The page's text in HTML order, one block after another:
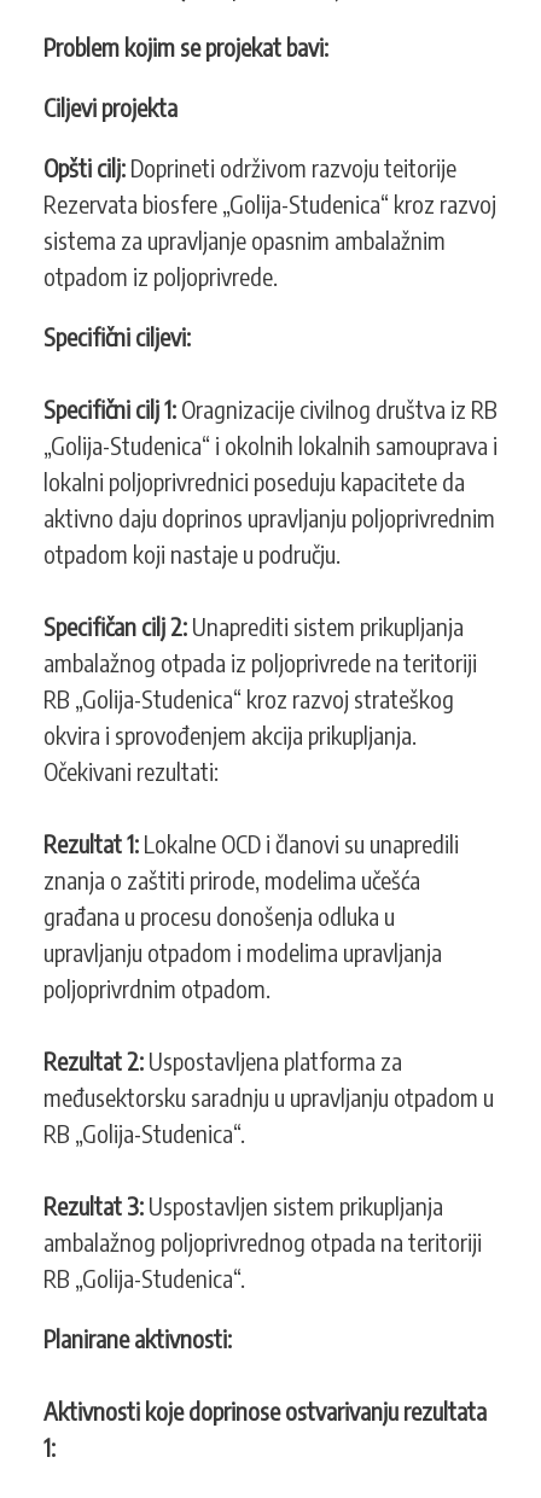
Problem kojim se projekat bavi:
Ciljevi projekta
Opšti cilj: Doprineti održivom razvoju teitorije
Rezervata biosfere „Golija-Studenica“ kroz razvoj
sistema za upravljanje opasnim ambalažnim
otpadom iz poljoprivrede.
Specifični ciljevi:
Specifični cilj 1: Oragnizacije civilnog društva iz RB
„Golija-Studenica“ i okolnih lokalnih samouprava i
lokalni poljoprivrednici poseduju kapacitete da
aktivno daju doprinos upravljanju poljoprivrednim
otpadom koji nastaje u području.
Specifičan cilj 2: Unaprediti sistem prikupljanja
ambalažnog otpada iz poljoprivrede na teritoriji
RB „Golija-Studenica“ kroz razvoj strateškog
okvira i sprovođenjem akcija prikupljanja.
Očekivani rezultati:
Rezultat 1: Lokalne OCD i članovi su unapredili
znanja o zaštiti prirode, modelima učešća
građana u procesu donošenja odluka u
upravljanju otpadom i modelima upravljanja
poljoprivrdnim otpadom.
Rezultat 2: Uspostavljena platforma za
međusektorsku saradnju u upravljanju otpadom u
RB „Golija-Studenica“.
Rezultat 3: Uspostavljen sistem prikupljanja
ambalažnog poljoprivrednog otpada na teritoriji
RB „Golija-Studenica“.
Planirane aktivnosti:
Aktivnosti koje doprinose ostvarivanju rezultata
1: